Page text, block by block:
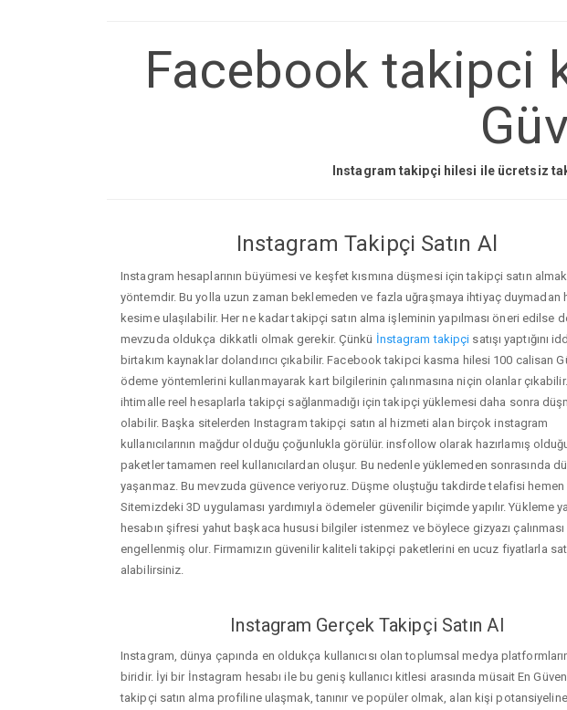
Facebook takipci
Instagram takipçi hilesi ile ücretsiz
Instagram Takipçi Satın Al
Instagram hesaplarının büyümesi ve keşfet kısmına düşmesi için takipçi satın
yöntemdir. Bu yolla uzun zaman beklemeden ve fazla uğraşmaya ihtiyaç duymadan
kesime ulaşılabilir. Her ne kadar takipçi satın alma işleminin yapılması öneri edilse
mevzuda oldukça dikkatli olmak gerekir. Çünkü İnstagram takipçi satışı yaptığını
birtakım kaynaklar dolandırıcı çıkabilir. Facebook takipci kasma hilesi 100 calisan
ödeme yöntemlerini kullanmayarak kart bilgilerinin çalınmasına niçin olanlar
ihtimalle reel hesaplarla takipçi sağlanmadığı için takipçi yüklemesi daha sonra
olabilir. Başka sitelerden Instagram takipçi satın al hizmeti alan birçok instagram
kullanıcılarının mağdur olduğu çoğunlukla görülür. insfollow olarak hazırlamış
paketler tamamen reel kullanıcılardan oluşur. Bu nedenle yüklemeden sonrasında
yaşanmaz. Bu mevzuda güvence veriyoruz. Düşme oluştuğu takdirde telafisi hemen
Sitemizdeki 3D uygulaması yardımıyla ödemeler güvenilir biçimde yapılır. Yükleme
hesabın şifresi yahut başkaca hususi bilgiler istenmez ve böylece gizyazı çalınması
engellenmiş olur. Firmamızın güvenilir kaliteli takipçi paketlerini en ucuz fiyatlarla
alabilirsiniz.
Instagram Gerçek Takipçi Satın Al
Instagram, dünya çapında en oldukça kullanıcısı olan toplumsal medya
biridir. İyi bir İnstagram hesabı ile bu geniş kullanıcı kitlesi arasında müsait En
takipçi satın alma profiline ulaşmak, tanınır ve popüler olmak, alan kişi potansiyeline